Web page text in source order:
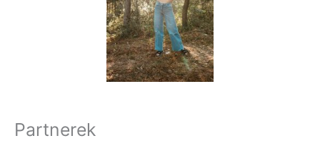
Partnerek